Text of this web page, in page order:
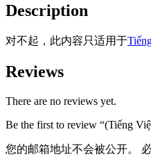
Description
对不起，此内容只适用于
Reviews
There are no reviews yet.
Be the first to review “(Tiếng
您的邮箱地址不会被公开。